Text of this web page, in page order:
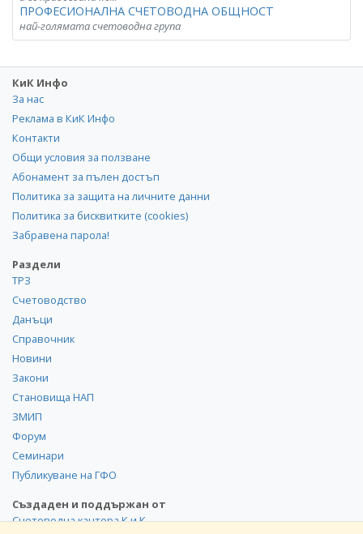
ПРОФЕСИОНАЛНА СЧЕТОВОДНА ОБЩНОСТ
най-голямата счетоводна група
КиК Инфо
За нас
Реклама в КиК Инфо
Контакти
Общи условия за ползване
Абонамент за пълен достъп
Политика за защита на личните данни
Политика за бисквитките (cookies)
Забравена парола!
Раздели
ТРЗ
Счетоводство
Данъци
Справочник
Новини
Закони
Становища НАП
ЗМИП
Форум
Семинари
Публикуване на ГФО
Създаден и поддържан от
Счетоводна кантора К и К